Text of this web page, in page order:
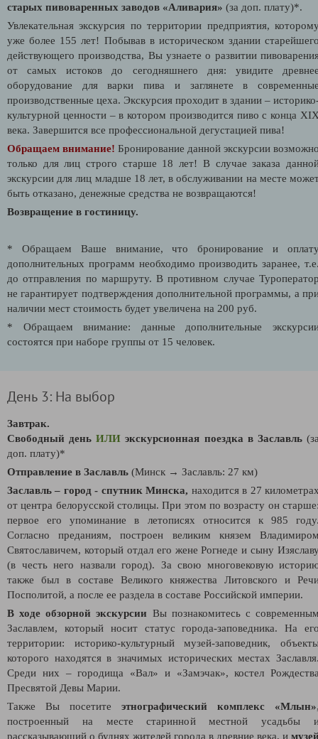
старых пивоваренных заводов «Аливария» (за доп. плату)*.
Увлекательная экскурсия по территории предприятия,
уже более 155 лет! Побывав в историческом здании
действующего производства, Вы узнаете о развитии
от самых истоков до сегодняшнего дня: увидите
оборудование для варки пива и заглянете в
производственные цеха. Экскурсия проходит в здании –
культурной ценности – в котором производится пиво с конца
века. Завершится все профессиональной дегустацией пива!
Обращаем внимание! Бронирование данной экскурсии
только для лиц строго старше 18 лет! В случае заказа
экскурсии для лиц младше 18 лет, в обслуживании на месте
быть отказано, денежные средства не возвращаются!
Возвращение в гостиницу.
* Обращаем Ваше внимание, что бронирование и
дополнительных программ необходимо производить заранее,
до отправления по маршруту. В противном случае
не гарантирует подтверждения дополнительной программы, а
наличии мест стоимость будет увеличена на 200 руб.
* Обращаем внимание: данные дополнительные
состоятся при наборе группы от 15 человек.
День 3: На выбор
Завтрак.
Свободный день ИЛИ экскурсионная поездка в Заславль
доп. плату)*
Отправление в Заславль (Минск → Заславль: 27 км)
Заславль – город - спутник Минска, находится в 27
от центра белорусской столицы. При этом по возрасту он
первое его упоминание в летописях относится к 985 году
Согласно преданиям, построен великим князем
Святославичем, который отдал его жене Рогнеде и сыну
(в честь него назвали город). За свою многовековую
также был в составе Великого княжества Литовского и
Посполитой, а после ее раздела в составе Российской империи.
В ходе обзорной экскурсии Вы познакомитесь с
Заславлем, который носит статус города-заповедника. На
территории: историко-культурный музей-заповедник,
которого находятся в значимых исторических местах
Среди них – городища «Вал» и «Замэчак», костел
Пресвятой Девы Марии.
Также Вы посетите этнографический комплекс «Млын»
построенный на месте старинной местной усадьбы
рассказывающий о буднях жителей города в древние века, и